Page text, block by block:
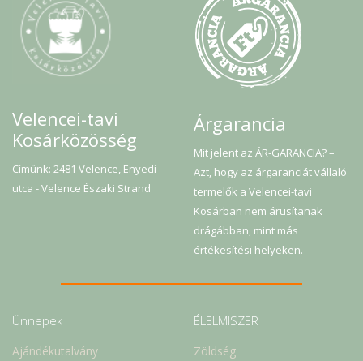
Velencei-tavi
Kosárközösség
Címünk: 2481 Velence, Enyedi
utca - Velence Északi Strand
Árgarancia
Mit jelent az ÁR-GARANCIA? –
Azt, hogy az árgaranciát vállaló
termelők a Velencei-tavi
Kosárban nem árusítanak
drágábban, mint más
értékesítési helyeken.
Ünnepek
Ajándékutalvány
ÉLELMISZER
Zöldség